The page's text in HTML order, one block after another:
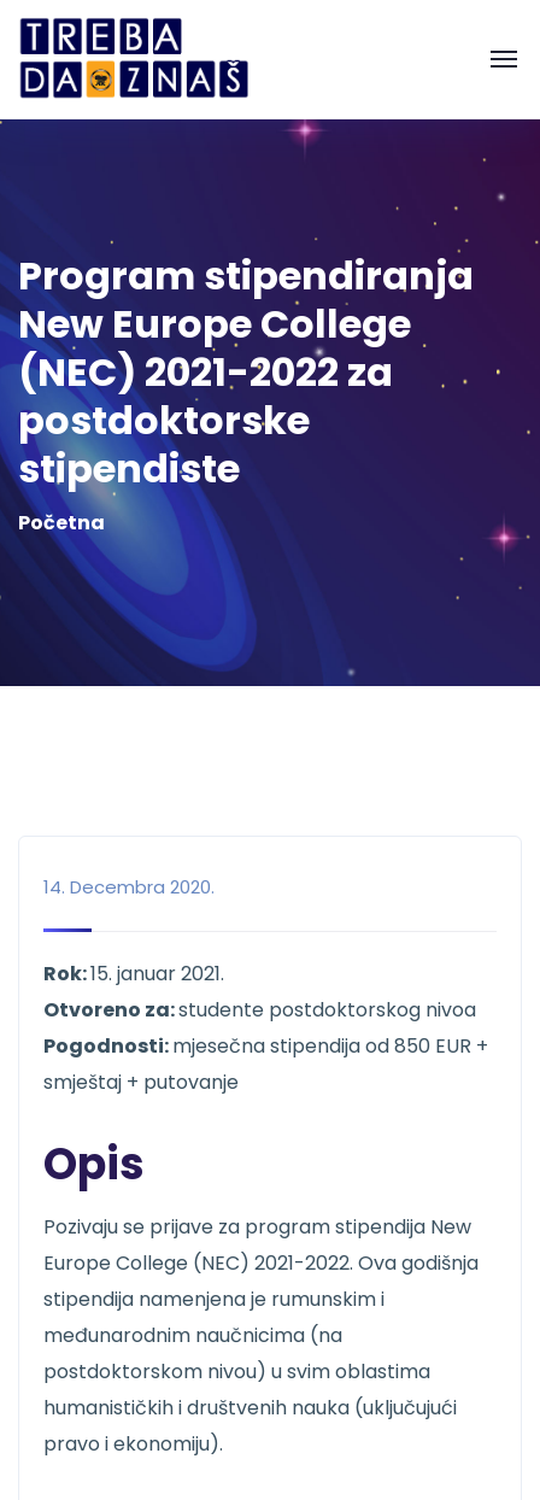
Program stipendiranja
New Europe College
(NEC) 2021-2022 za
postdoktorske
stipendiste
Početna
14. Decembra 2020.
Rok:15. januar 2021.
Otvoreno za:studente postdoktorskog nivoa
Pogodnosti:mjesečna stipendija od 850 EUR +
smještaj + putovanje
Opis
Pozivaju se prijave za program stipendija New
Europe College (NEC) 2021-2022. Ova godišnja
stipendija namenjena je rumunskim i
međunarodnim naučnicima (na
postdoktorskom nivou) u svim oblastima
humanističkih i društvenih nauka (uključujući
pravo i ekonomiju).